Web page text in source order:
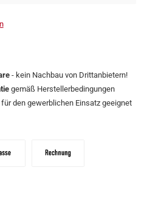
- kein Nachbau von Drittanbietern!
gemäß Herstellerbedingungen
für den gewerblichen Einsatz geeignet